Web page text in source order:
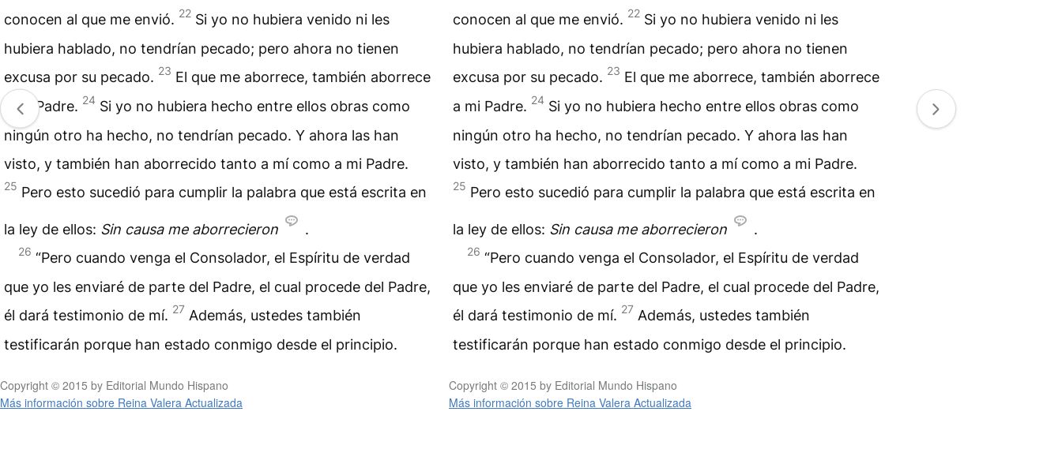
conocen al que me envió. 22 Si yo no hubiera venido ni les
hubiera hablado, no tendrían pecado; pero ahora no tienen
excusa por su pecado. 23 El que me aborrece, también aborrece
a mi Padre. 24 Si yo no hubiera hecho entre ellos obras como
ningún otro ha hecho, no tendrían pecado. Y ahora las han
visto, y también han aborrecido tanto a mí como a mi Padre.
25 Pero esto sucedió para cumplir la palabra que está escrita en
la ley de ellos: Sin causa me aborrecieron .
26 “Pero cuando venga el Consolador, el Espíritu de verdad
que yo les enviaré de parte del Padre, el cual procede del Padre,
él dará testimonio de mí. 27 Además, ustedes también
testificarán porque han estado conmigo desde el principio.
Copyright © 2015 by Editorial Mundo Hispano
Más información sobre Reina Valera Actualizada
conocen al que me envió. 22 Si yo no hubiera venido ni les
hubiera hablado, no tendrían pecado; pero ahora no tienen
excusa por su pecado. 23 El que me aborrece, también aborrece
a mi Padre. 24 Si yo no hubiera hecho entre ellos obras como
ningún otro ha hecho, no tendrían pecado. Y ahora las han
visto, y también han aborrecido tanto a mí como a mi Padre.
25 Pero esto sucedió para cumplir la palabra que está escrita en
la ley de ellos: Sin causa me aborrecieron .
26 “Pero cuando venga el Consolador, el Espíritu de verdad
que yo les enviaré de parte del Padre, el cual procede del Padre,
él dará testimonio de mí. 27 Además, ustedes también
testificarán porque han estado conmigo desde el principio.
Copyright © 2015 by Editorial Mundo Hispano
Más información sobre Reina Valera Actualizada